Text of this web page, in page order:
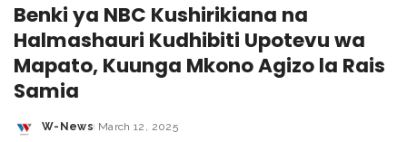
Benki ya NBC Kushirikiana na
Halmashauri Kudhibiti Upotevu wa
Mapato, Kuunga Mkono Agizo la Rais
Samia
W-News March 12, 2025